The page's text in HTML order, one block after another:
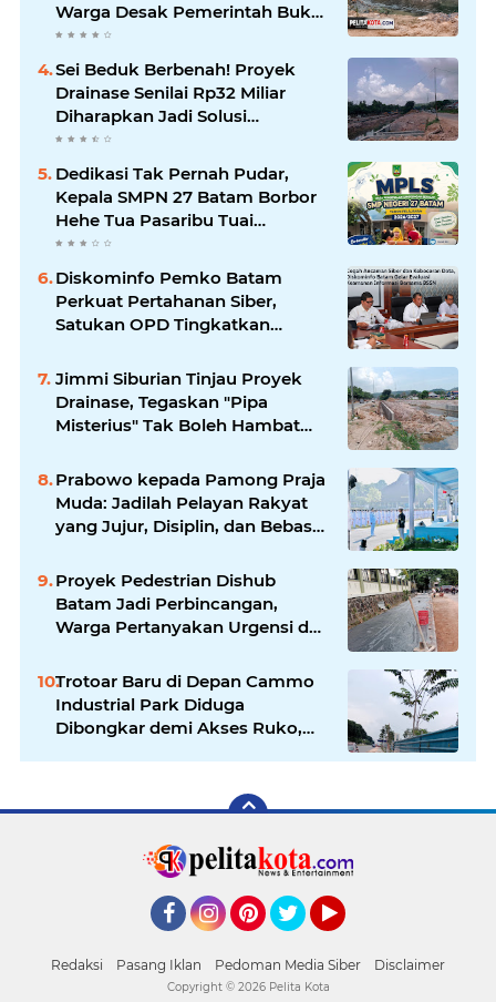
Warga Desak Pemerintah Buka
Hasil Uji Sampel Air
Sei Beduk Berbenah! Proyek
Drainase Senilai Rp32 Miliar
Diharapkan Jadi Solusi
Permanen Atasi Banjir
Dedikasi Tak Pernah Pudar,
Kepala SMPN 27 Batam Borbor
Hehe Tua Pasaribu Tuai
Apresiasi Orang Tua Murid
Diskominfo Pemko Batam
Perkuat Pertahanan Siber,
Satukan OPD Tingkatkan
Pemerintah
Jimmi Siburian Tinjau Proyek
Drainase, Tegaskan "Pipa
Misterius" Tak Boleh Hambat
Prabowo kepada Pamong Praja
Muda: Jadilah Pelayan Rakyat
yang Jujur, Disiplin, dan Bebas
Proyek Pedestrian Dishub
Batam Jadi Perbincangan,
Warga Pertanyakan Urgensi dan
Trotoar Baru di Depan Cammo
Industrial Park Diduga
Dibongkar demi Akses Ruko,
Redaksi Pasang Iklan Pedoman Media Siber Disclaimer
Copyright © 2026 Pelita Kota